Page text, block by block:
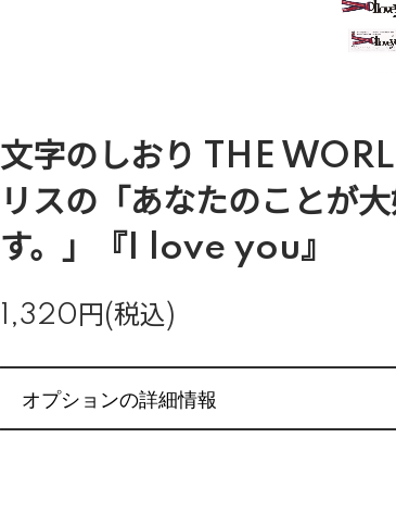
文字のしおり THE
リスの「あなたのことが
す。」『I love you』
1,320円(税込)
オプションの詳細情報